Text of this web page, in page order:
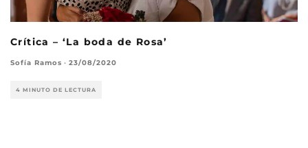
Crítica – ‘La boda de Rosa’
Sofía Ramos · 23/08/2020
4 MINUTO DE LECTURA